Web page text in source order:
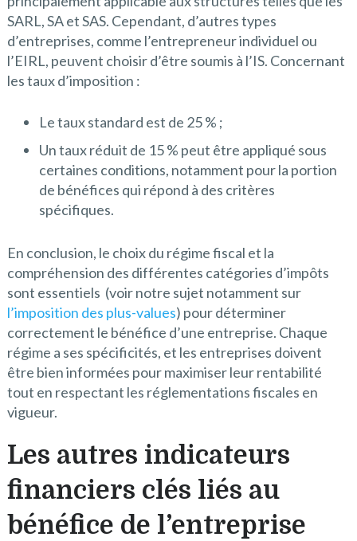
SARL, SA et SAS. Cependant, d’autres types
d’entreprises, comme l’entrepreneur individuel ou
l’EIRL, peuvent choisir d’être soumis à l’IS. Concernant
les taux d’imposition :
Le taux standard est de 25 % ;
Un taux réduit de 15 % peut être appliqué sous
certaines conditions, notamment pour la portion
de bénéfices qui répond à des critères
spécifiques.
En conclusion, le choix du régime fiscal et la
compréhension des différentes catégories d’impôts
sont essentiels (voir notre sujet notamment sur
l’imposition des plus-values) pour déterminer
correctement le bénéfice d’une entreprise. Chaque
régime a ses spécificités, et les entreprises doivent
être bien informées pour maximiser leur rentabilité
tout en respectant les réglementations fiscales en
vigueur.
Les autres indicateurs
financiers clés liés au
bénéfice de l’entreprise